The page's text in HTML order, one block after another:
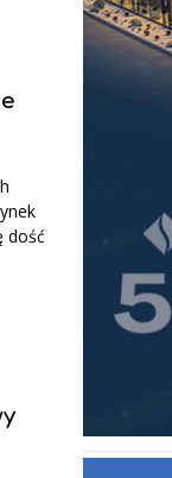
dość